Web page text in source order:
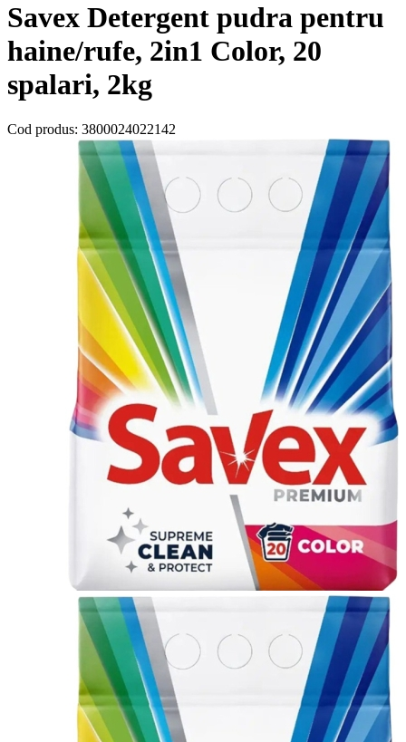
Savex Detergent pudra pentru
haine/rufe, 2in1 Color, 20
spalari, 2kg
Cod produs: 3800024022142